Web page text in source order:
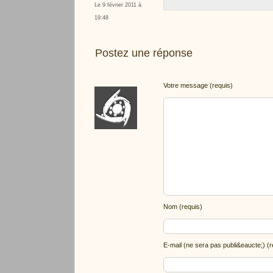
Le 9 février 2011 à
19:48
Postez une réponse
Votre message (requis)
Nom (requis)
E-mail (ne sera pas publi&eaucte;)